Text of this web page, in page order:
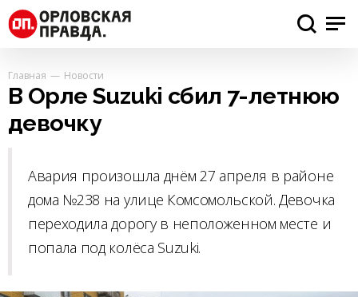
Главная Новости
В Орле Suzuki сбил 7-летнюю
девочку
Авария произошла днём 27 апреля в районе
дома №238 на улице Комсомольской. Девочка
переходила дорогу в неположенном месте и
попала под колёса Suzuki.